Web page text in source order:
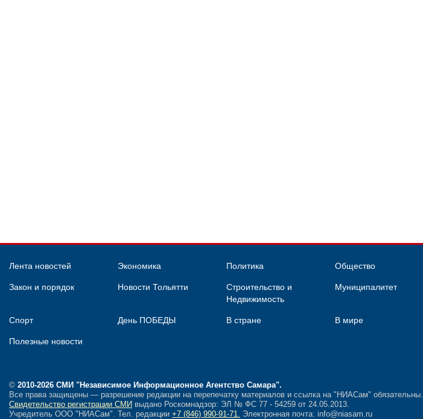
Лента новостей Экономика Политика Общество
Закон и порядок Новости Тольятти
Строительство и
Недвижимость
Муниципалитет
Спорт День ПОБЕДЫ В стране В мире
Полезные новости
© 2010-2026 СМИ "Независимое Информационное Агентство Самара".
Все права защищены — разрешение редакции на перепечатку материалов и ссылка на "НИАСам" обязательны.
Свидетельство регистрации СМИ выдано Роскомнадзор: ЭЛ № ФС 77 - 54259 от 24.05.2013.
Учредитель ООО "НИАСам". Тел. редакции +7 (846) 990-91-71. Электронная почта: info@niasam.ru